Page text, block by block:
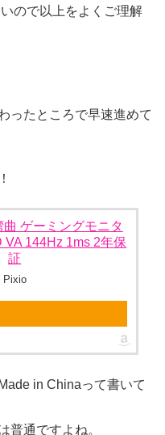
ので以上をよくご理解
ったところで早速進めて
ゲーミングモニタ
VA 144Hz 1ms 2年保
証
Pixio
in Chinaって書いて
普通ですよね。